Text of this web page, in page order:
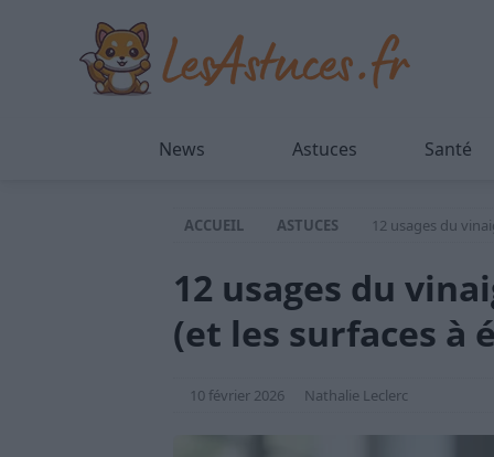
News Astuces Santé
ACCUEIL ASTUCES 12 usages du
12 usages du
(et les surfaces à
10 février 2026 Nathalie Leclerc